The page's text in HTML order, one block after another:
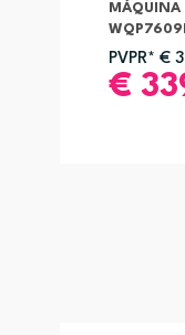
MÁQUINA
PVPR* €
€